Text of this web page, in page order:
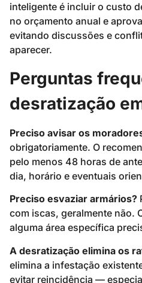
inteligente é incluir o custo
no orçamento anual e
evitando discussões e
aparecer.
Perguntas
desratização
Preciso avisar os
obrigatoriamente. O
pelo menos 48 horas de
dia, horário e eventuais
Preciso esvaziar armários?
com iscas, geralmente não.
alguma área específica
A desratização elimina os
elimina a infestação
evitar reincidência —